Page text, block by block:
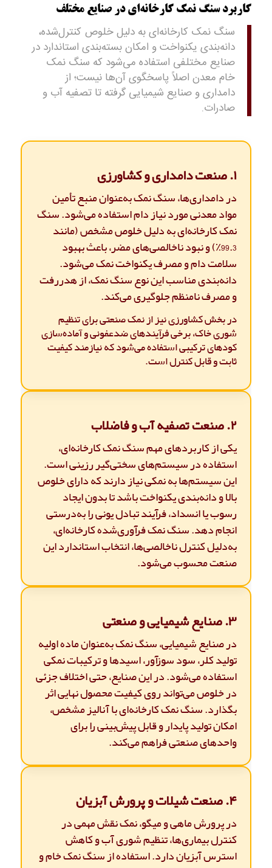
کاربرد سنگ نمک کارخانه‌ای در صنایع مختلف
سنگ نمک کارخانه‌ای به دلیل خلوص کنترل‌شده،
دانه‌بندی یکنواخت و امکان بسته‌بندی استاندارد در
صنایع مختلفی استفاده می‌شود که سنگ نمک
خام معدن اصلاً پاسخگوی آن‌ها نیست؛ از
دامداری و صنایع شیمیایی گرفته تا تصفیه آب و
صادرات.
۱. صنعت دامداری و کشاورزی
در دامداری‌ها، سنگ نمک به‌عنوان منبع تأمین
مواد معدنی مورد نیاز دام استفاده می‌شود. سنگ
نمک کارخانه‌ای به دلیل خلوص مشخص (مانند
99.3٪) و نبود ناخالصی‌های مضر، باعث بهبود
سلامت دام و مصرف یکنواخت نمک می‌شود.
دانه‌بندی مناسب این نوع سنگ نمک، از هدررفت
و مصرف نامنظم جلوگیری می‌کند.
در بخش کشاورزی نیز از نمک صنعتی برای تنظیم
شوری خاک، برخی فرآیندهای ضدعفونی و آماده‌سازی
کودهای ترکیبی استفاده می‌شود که نیازمند کیفیت
ثابت و قابل کنترل است.
۲. صنعت تصفیه آب و فاضلاب
یکی از کاربردهای مهم سنگ نمک کارخانه‌ای،
استفاده در سیستم‌های سختی‌گیر رزینی است.
این سیستم‌ها به نمکی نیاز دارند که دارای خلوص
بالا و دانه‌بندی یکنواخت باشد تا بدون ایجاد
رسوب یا انسداد، فرآیند تبادل یونی را به‌درستی
انجام دهد. سنگ نمک فرآوری‌شده کارخانه‌ای،
به‌دلیل کنترل ناخالصی‌ها، انتخاب استاندارد این
صنعت محسوب می‌شود.
۳. صنایع شیمیایی و صنعتی
در صنایع شیمیایی، سنگ نمک به‌عنوان ماده اولیه
تولید کلر، سود سوزآور، اسیدها و ترکیبات نمکی
استفاده می‌شود. در این صنایع، حتی اختلاف جزئی
در خلوص می‌تواند روی کیفیت محصول نهایی اثر
بگذارد. سنگ نمک کارخانه‌ای با آنالیز مشخص،
امکان تولید پایدار و قابل پیش‌بینی را برای
واحدهای صنعتی فراهم می‌کند.
۴. صنعت شیلات و پرورش آبزیان
در پرورش ماهی و میگو، نمک نقش مهمی در
کنترل بیماری‌ها، تنظیم شوری آب و کاهش
استرس آبزیان دارد. استفاده از سنگ نمک خام و